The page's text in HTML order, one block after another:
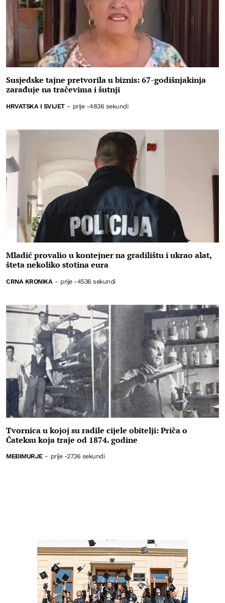
Susjedske tajne pretvorila u biznis: 67-godišnjakinja
zarađuje na tračevima i šutnji
HRVATSKA I SVIJET - prije -4836 sekundi
Mladić provalio u kontejner na gradilištu i ukrao alat,
šteta nekoliko stotina eura
CRNA KRONIKA - prije -4536 sekundi
Tvornica u kojoj su radile cijele obitelji: Priča o
Čateksu koja traje od 1874. godine
MEĐIMURJE - prije -2736 sekundi